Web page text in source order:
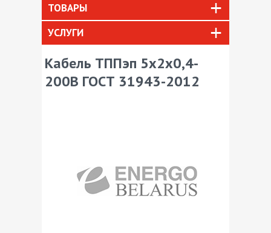
ТОВАРЫ
УСЛУГИ
Кабель ТППэп 5х2х0,4-
200В ГОСТ 31943-2012